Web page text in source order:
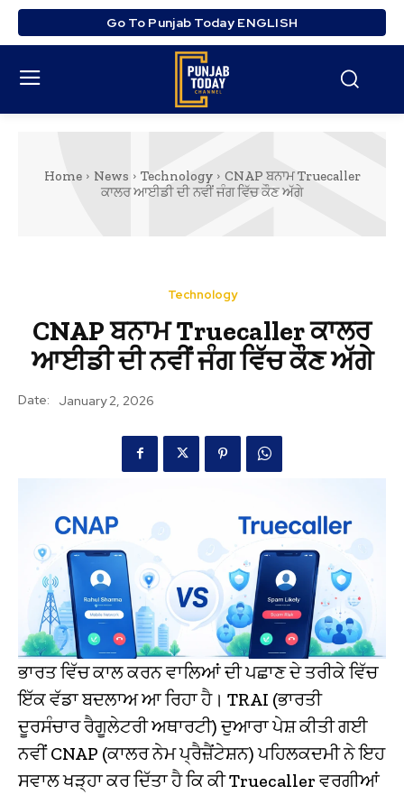
Go To Punjab Today ENGLISH
Home News Technology
CNAP ਬਨਾਮ Truecaller
ਕਾਲਰ ਆਈਡੀ ਦੀ ਨਵੀਂ ਜੰਗ ਵਿੱਚ ਕੌਣ ਅੱਗੇ
Technology
CNAP ਬਨਾਮ Truecaller ਕਾਲਰ
ਆਈਡੀ ਦੀ ਨਵੀਂ ਜੰਗ ਵਿੱਚ ਕੌਣ ਅੱਗੇ
Date: January 2, 2026
ਭਾਰਤ ਵਿੱਚ ਕਾਲ ਕਰਨ ਵਾਲਿਆਂ ਦੀ ਪਛਾਣ ਦੇ ਤਰੀਕੇ ਵਿੱਚ
ਇੱਕ ਵੱਡਾ ਬਦਲਾਅ ਆ ਰਿਹਾ ਹੈ। TRAI (ਭਾਰਤੀ
ਦੂਰਸੰਚਾਰ ਰੈਗੂਲੇਟਰੀ ਅਥਾਰਟੀ) ਦੁਆਰਾ ਪੇਸ਼ ਕੀਤੀ ਗਈ
ਨਵੀਂ CNAP (ਕਾਲਰ ਨੇਮ ਪ੍ਰੈਜ਼ੈਂਟੇਸ਼ਨ) ਪਹਿਲਕਦਮੀ ਨੇ ਇਹ
ਸਵਾਲ ਖੜ੍ਹਾ ਕਰ ਦਿੱਤਾ ਹੈ ਕਿ ਕੀ Truecaller ਵਰਗੀਆਂ